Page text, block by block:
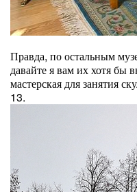
Правда, по остальным
давайте я вам их хотя бы
мастерская для занятия
13.